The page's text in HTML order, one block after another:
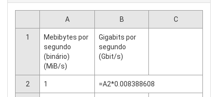
A B C
1
Mebibytes por
segundo
(binário)
(MiB/s)
Gigabits por
segundo
(Gbit/s)
2 1 =A2*0.008388608